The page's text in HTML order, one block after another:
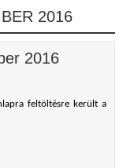
2016
2016
feltöltésre került a